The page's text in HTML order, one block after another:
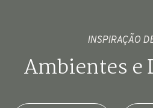
INSPIRAÇÃO
Ambientes e